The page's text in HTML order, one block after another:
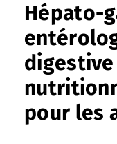
Hépato-
pour les